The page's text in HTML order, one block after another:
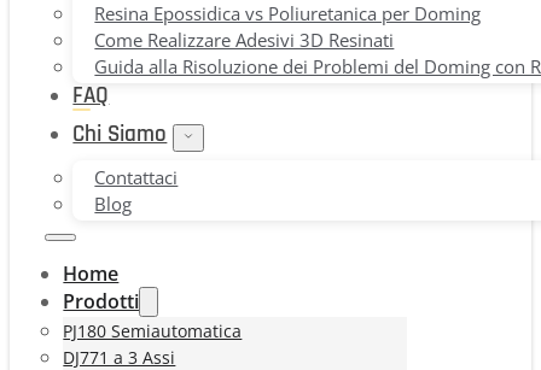
Resina Epossidica vs Poliuretanica per Doming
Come Realizzare Adesivi 3D Resinati
Guida alla Risoluzione dei Problemi del Doming con
FAQ
Chi Siamo
Contattaci
Blog
Home
Prodotti
PJ180 Semiautomatica
DJ771 a 3 Assi